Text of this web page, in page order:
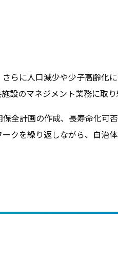
らに人口減少や少子高齢化
設のマネジメント業務に取
計画の作成、長寿命化可
を繰り返しながら、自治体